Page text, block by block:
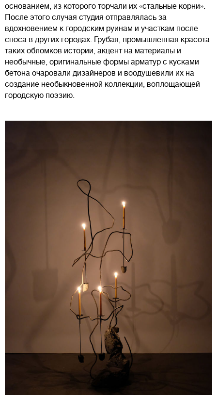
основанием, из которого торчали их «стальные корни».
После этого случая студия отправлялась за
вдохновением к городским руинам и участкам после
сноса в других городах. Грубая, промышленная красота
таких обломков истории, акцент на материалы и
необычные, оригинальные формы арматур с кусками
бетона очаровали дизайнеров и воодушевили их на
создание необыкновенной коллекции, воплощающей
городскую поэзию.